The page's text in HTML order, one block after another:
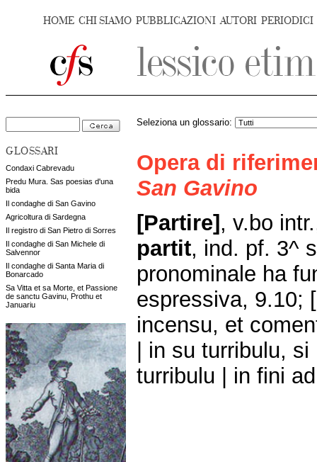
HOME CHI SIAMO PUBBLICAZIONI AUTORI PERIODICI
GLOSSARI
Condaxi Cabrevadu
Predu Mura. Sas poesias d'una
bida
Il condaghe di San Gavino
Agricoltura di Sardegna
Il registro di San Pietro di Sorres
Il condaghe di San Michele di
Salvennor
Il condaghe di Santa Maria di
Bonarcado
Sa Vitta et sa Morte, et Passione
de sanctu Gavinu, Prothu et
Januariu
Seleziona un glossario:
Opera di
San Gavino
[Partire] , v.bo
partit, ind. pf. 3^
pronominale ha
espressiva, 9.10;
incensu, et
| in su turribulu,
turribulu | in fini